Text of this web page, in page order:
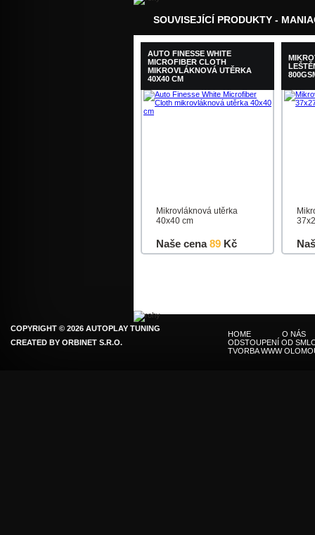
SOUVISEJÍCÍ PRODUKTY -
EXTERIÉR 500ML
AUTO FINESSE WHITE
MICROFIBER CLOTH
MIKROVLÁKNOVÁ UTĚRKA
40X40 CM
Mikrovláknová utěrka
40x40 cm
Naše cena89 Kč
COPYRIGHT © 2026 AUTOPLAY TUNING
CREATED BY ORBINET S.R.O.
HOME
O NÁS
ODSTOUPENÍ OD
TVORBA WWW